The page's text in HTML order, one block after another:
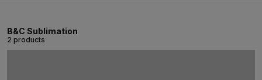
B&C Sublimation
2 products